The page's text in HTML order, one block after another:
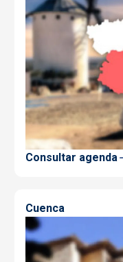
Consultar agenda
Cuenca